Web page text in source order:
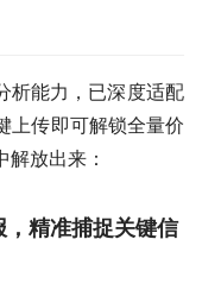
析能力，已深度适配
上传即可解锁全量价
放出来：
，精准捕捉关键信